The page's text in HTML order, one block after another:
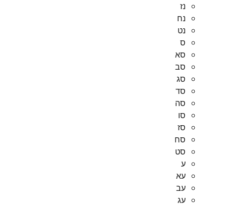
נז
נח
נט
ס
סא
סב
סג
סד
סה
סו
סז
סח
סט
ע
עא
עב
עג